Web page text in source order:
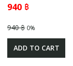
940 ฿
940 ฿ 0%
ADD TO CART